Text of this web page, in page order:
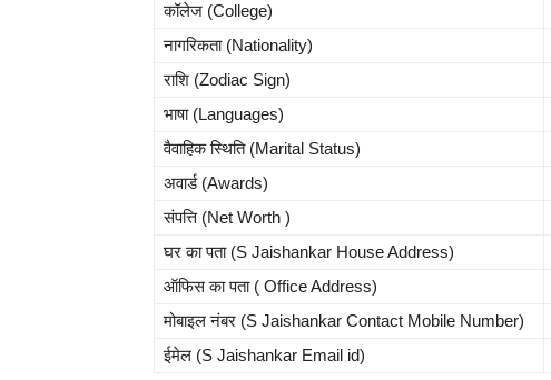
कॉलेज (College)
नागरिकता (Nationality)
राशि (Zodiac Sign)
भाषा (Languages)
वैवाहिक स्थिति (Marital Status)
अवार्ड (Awards)
संपत्ति (Net Worth )
घर का पता (S Jaishankar House Address)
ऑफिस का पता ( Office Address)
मोबाइल नंबर (S Jaishankar Contact Mobile Number)
ईमेल (S Jaishankar Email id)